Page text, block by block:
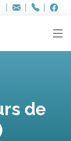
Adresse
info..hâthe..
Tel.
Tel.
de